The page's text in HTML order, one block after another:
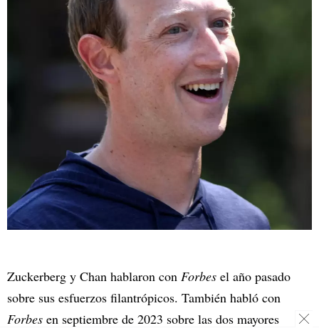
Zuckerberg y Chan hablaron con Forbes el año pasado
sobre sus esfuerzos filantrópicos. También habló con
Forbes en septiembre de 2023 sobre las dos mayores